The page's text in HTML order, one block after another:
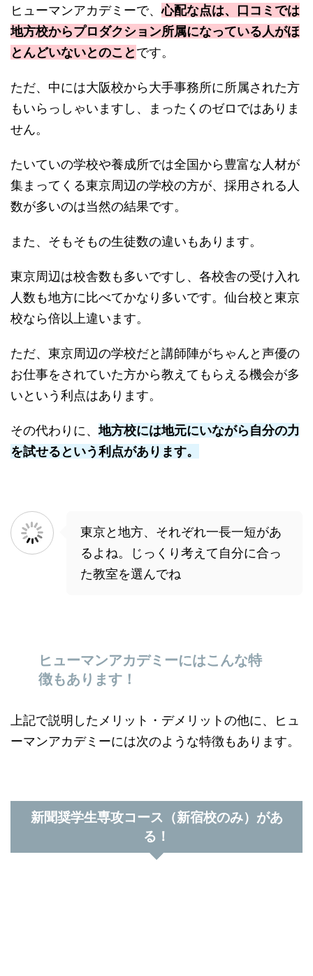
ヒューマンアカデミーで、心配な点は、口コミでは
地方校からプロダクション所属になっている人がほ
とんどいないとのことです。
ただ、中には大阪校から大手事務所に所属された方
もいらっしゃいますし、まったくのゼロではありま
せん。
たいていの学校や養成所では全国から豊富な人材が
集まってくる東京周辺の学校の方が、採用される人
数が多いのは当然の結果です。
また、そもそもの生徒数の違いもあります。
東京周辺は校舎数も多いですし、各校舎の受け入れ
人数も地方に比べてかなり多いです。仙台校と東京
校なら倍以上違います。
ただ、東京周辺の学校だと講師陣がちゃんと声優の
お仕事をされていた方から教えてもらえる機会が多
いという利点はあります。
その代わりに、地方校には地元にいながら自分の力
を試せるという利点があります。
東京と地方、それぞれ一長一短があ
るよね。じっくり考えて自分に合っ
た教室を選んでね
ヒューマンアカデミーにはこんな特
徴もあります！
上記で説明したメリット・デメリットの他に、ヒュ
ーマンアカデミーには次のような特徴もあります。
新聞奨学生専攻コース（新宿校のみ）があ
る！